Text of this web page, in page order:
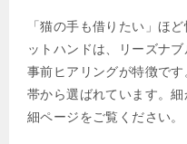
「猫の手も借りたい」ほ
ットハンドは、リーズナ
事前ヒアリングが特徴で
帯から選ばれています。
細ページをご覧ください。